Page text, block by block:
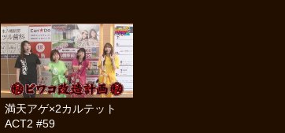
満天アゲ×2カルテット
ACT2 #59